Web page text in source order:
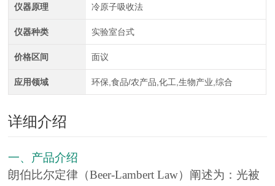
仪器原理 冷原子吸收法
仪器种类 实验室台式
价格区间 面议
应用领域 环保,食品/农产品,化工,生物产业,综合
详细介绍
一、产品介绍
朗伯比尔定律（Beer-Lambert Law）阐述为：光被